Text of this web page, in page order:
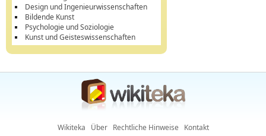
Design und Ingenieurwissenschaften
Bildende Kunst
Psychologie und Soziologie
Kunst und Geisteswissenschaften
Wikiteka Über Rechtliche Hinweise Kontakt